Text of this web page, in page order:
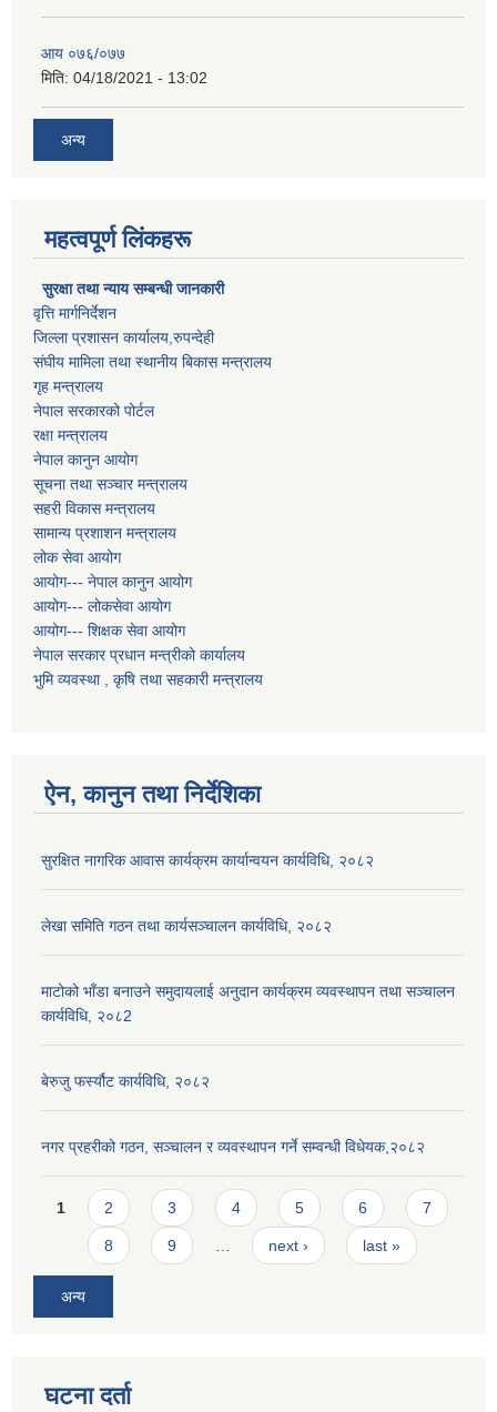
आय ०७६/०७७
मिति: 04/18/2021 - 13:02
अन्य
महत्वपूर्ण लिंकहरू
सुरक्षा तथा न्याय सम्बन्धी जानकारी
वृत्ति मार्गनिर्देशन
जिल्ला प्रशासन कार्यालय,रुपन्देही
संघीय मामिला तथा स्थानीय बिकास मन्त्रालय
गृह मन्त्रालय
नेपाल सरकारको पोर्टल
रक्षा मन्त्रालय
नेपाल कानुन आयोग
सूचना तथा सञ्चार मन्त्रालय
सहरी विकास मन्त्रालय
सामान्य प्रशाशन मन्त्रालय
लोक सेवा आयोग
आयोग--- नेपाल कानुन आयोग
आयोग--- लोकसेवा आयोग
आयोग--- शिक्षक सेवा आयोग
नेपाल सरकार प्रधान मन्त्रीको कार्यालय
भुमि व्यवस्था , कृषि तथा सहकारी मन्त्रालय
ऐन, कानुन तथा निर्देशिका
सुरक्षित नागरिक आवास कार्यक्रम कार्यान्वयन कार्यविधि, २०८२
लेखा समिति गठन तथा कार्यसञ्चालन कार्यविधि, २०८२
माटोको भाँडा बनाउने समुदायलाई अनुदान कार्यक्रम व्यवस्थापन तथा सञ्चालन
कार्यविधि, २०८2
बेरुजु फर्स्यौट कार्यविधि, २०८२
नगर प्रहरीको गठन, सञ्चालन र व्यवस्थापन गर्ने सम्वन्धी विधेयक,२०८२
Pages
1 2 3 4 5 6 7
8 9 next › last »
अन्य
घटना दर्ता